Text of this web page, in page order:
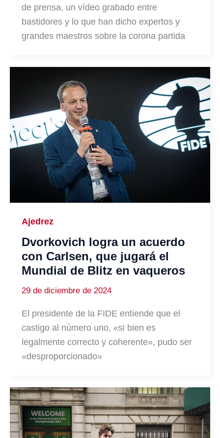
de prensa, un vídeo grabado entre
bastidores y lo que han dicho expertos y
grandes maestros sobre la corona partida
Ajedrez
Dvorkovich logra un acuerdo
con Carlsen, que jugará el
Mundial de Blitz en vaqueros
29 de diciembre de 2024
El presidente de la FIDE entiende que el
castigo al número uno, «si bien es
legalmente correcto y coherente», pudo ser
«desproporcionado»